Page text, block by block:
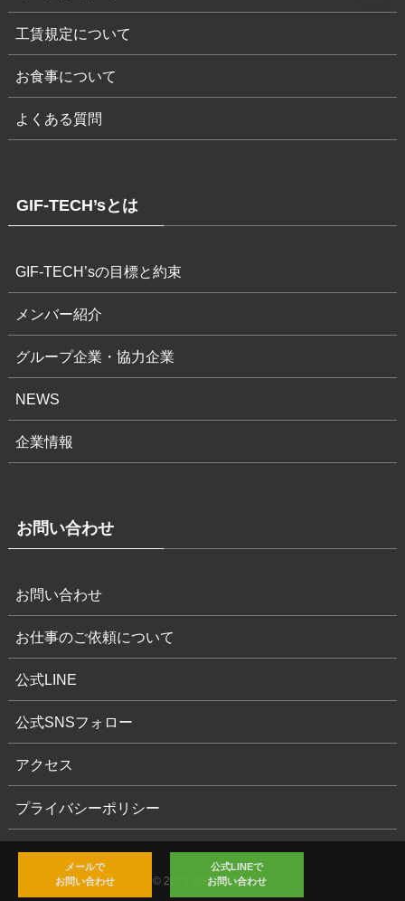
メールで
お問い合わせ
公式LINEで
お問い合わせ
工賃規定について
お食事について
よくある質問
GIF-TECH’sとは
GIF-TECH’sの目標と約束
メンバー紹介
グループ企業・協力企業
NEWS
企業情報
お問い合わせ
お問い合わせ
お仕事のご依頼について
公式LINE
公式SNSフォロー
アクセス
プライバシーポリシー
© 2023 GIF-TECH's.